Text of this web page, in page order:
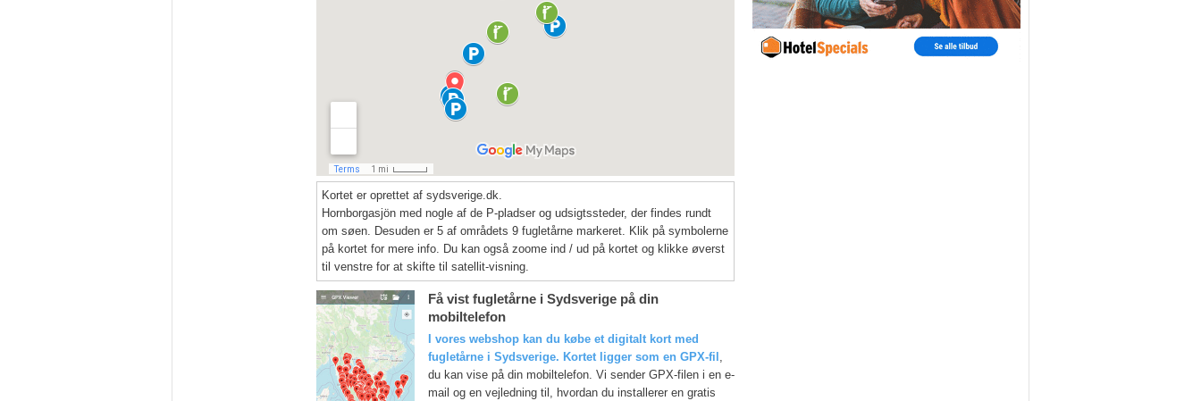
Kortet er oprettet af sydsverige.dk.
Hornborgasjön med nogle af de P-pladser og udsigtssteder, der findes rundt
om søen. Desuden er 5 af områdets 9 fugletårne markeret. Klik på symbolerne
på kortet for mere info. Du kan også zoome ind / ud på kortet og klikke øverst
til venstre for at skifte til satellit-visning.
Få vist fugletårne i Sydsverige på din
mobiltelefon
I vores webshop kan du købe et digitalt kort med
fugletårne i Sydsverige. Kortet ligger som en GPX-fil ,
du kan vise på din mobiltelefon. Vi sender GPX-filen i en e-
mail og en vejledning til, hvordan du installerer en gratis